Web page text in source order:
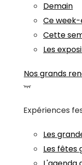
Demain
Ce
Cette
Les
Nos grands
Expériences
Les
Les fêtes